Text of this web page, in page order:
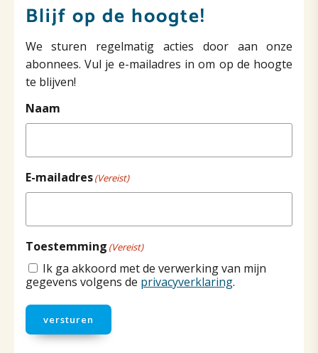
Blijf op de hoogte!
We sturen regelmatig acties door aan onze
abonnees. Vul je e-mailadres in om op de hoogte
te blijven!
Naam
E-mailadres(Vereist)
Toestemming (Vereist)
Ik ga akkoord met de verwerking van mijn
gegevens volgens de privacyverklaring.
versturen